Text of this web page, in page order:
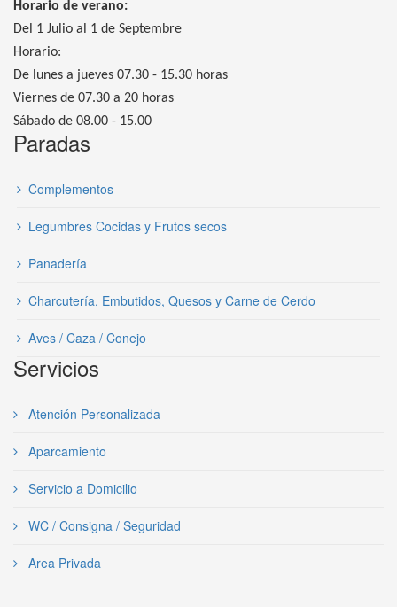
Horario de verano:
Del 1 Julio al 1 de Septembre
Horario:
De lunes a jueves 07.30 - 15.30 horas
Viernes de 07.30 a 20 horas
Sábado de 08.00 - 15.00
Paradas
Complementos
Legumbres Cocidas y Frutos secos
Panadería
Charcutería, Embutidos, Quesos y Carne de Cerdo
Aves / Caza / Conejo
Servicios
Atención Personalizada
Aparcamiento
Servicio a Domicilio
WC / Consigna / Seguridad
Area Privada